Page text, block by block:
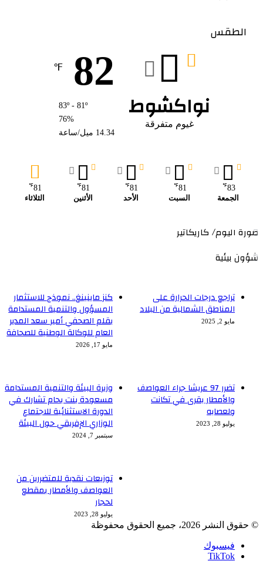
الطقس
نواكشوط
غيوم متفرقة
82
℉
83º - 81º
76%
14.34 ميل/ساعة
83
℉
الجمعة
81
℉
السبت
81
℉
الأحد
81
℉
الأثنين
81
℉
الثلاثاء
صورة اليوم/ كاريكاتير
شؤون بيئية
كنز ماينينغ.. نموذج للاستثمار
المسؤول والتنمية المستدامة
بقلم الصحفي أمير سعد المدير
العام للوكالة الوطنية للصحافة
مايو 17, 2026
تراجع درجات الحرارة على
المناطق الشمالية من البلاد
مايو 2, 2025
وزيرة البيئة والتنمية المستدامة
مسعودة بنت بحام تشارك في
الدورة الاستثنائية للاجتماع
الوزاري الإفريقي حول البيئة
سبتمبر 7, 2024
تضرر 97 عريشا جراء العواصف
والأمطار بقرى في تكانت
ولعصابه
يوليو 28, 2023
توزيعات نقدية للمتضررين من
العواصف والأمطار بمقطع
لحجار
يوليو 28, 2023
© حقوق النشر 2026، جميع الحقوق محفوظة
فيسبوك
TikTok